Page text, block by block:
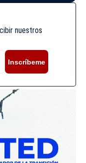
nuestros
Inscríbeme